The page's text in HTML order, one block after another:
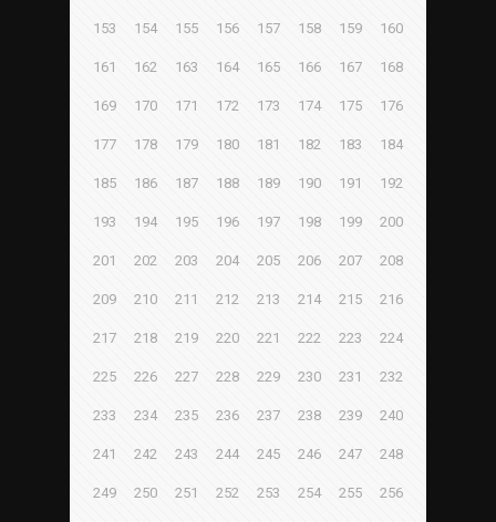
153 154 155 156 157 158 159 160
161 162 163 164 165 166 167 168
169 170 171 172 173 174 175 176
177 178 179 180 181 182 183 184
185 186 187 188 189 190 191 192
193 194 195 196 197 198 199 200
201 202 203 204 205 206 207 208
209 210 211 212 213 214 215 216
217 218 219 220 221 222 223 224
225 226 227 228 229 230 231 232
233 234 235 236 237 238 239 240
241 242 243 244 245 246 247 248
249 250 251 252 253 254 255 256